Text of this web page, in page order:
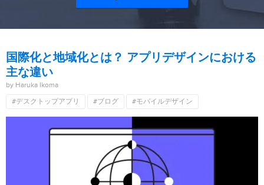
国際化と地域化とは？ アプリデザインにおける
主な違い
by Haruka Ikoma
#デスクトップアプリ
#ブログ #モバイルデザイン